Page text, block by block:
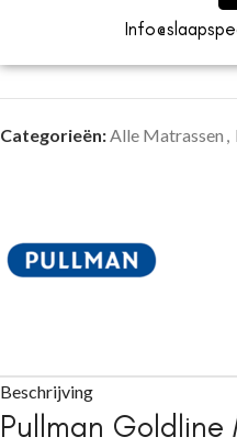
Categorieën: Alle Matrassen
Beschrijving
Pullman